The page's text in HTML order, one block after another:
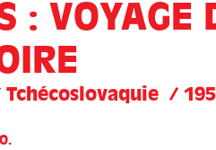
: VOYAGE
Tchécoslovaquie /